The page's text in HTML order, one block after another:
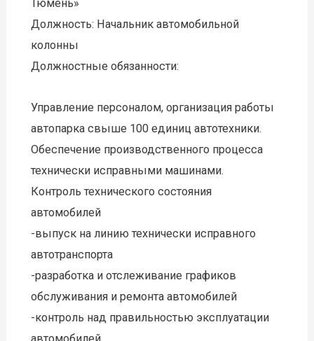
Тюмень»
Должность: Начальник автомобильной
колонны
Должностные обязанности:
Управление персоналом, организация работы
автопарка свыше 100 единиц автотехники.
Обеспечение производственного процесса
технически исправными машинами.
Контроль технического состояния
автомобилей
-выпуск на линию технически исправного
автотранспорта
-разработка и отслеживание графиков
обслуживания и ремонта автомобилей
-контроль над правильностью эксплуатации
автомобилей